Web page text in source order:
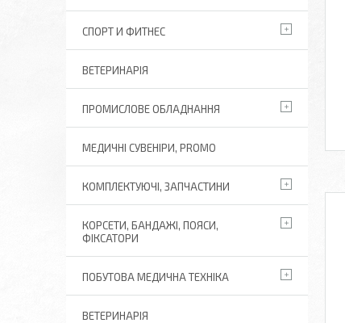
СПОРТ И ФИТНЕС
ВЕТЕРИНАРІЯ
ПРОМИСЛОВЕ ОБЛАДНАННЯ
МЕДИЧНІ СУВЕНІРИ, PROMO
КОМПЛЕКТУЮЧІ, ЗАПЧАСТИНИ
КОРСЕТИ, БАНДАЖІ, ПОЯСИ,
ФІКСАТОРИ
ПОБУТОВА МЕДИЧНА ТЕХНІКА
ВЕТЕРИНАРІЯ